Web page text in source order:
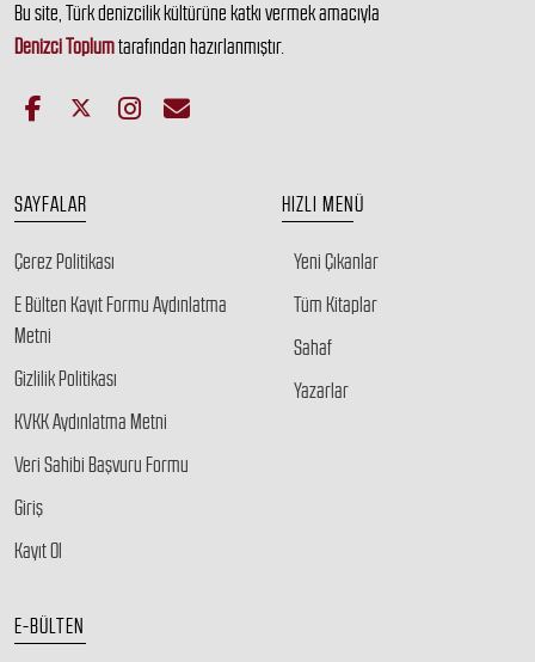
Bu site, Türk denizcilik kültürüne katkı vermek amacıyla
Denizci Toplumtarafından hazırlanmıştır.
SAYFALAR
Çerez Politikası
E Bülten Kayıt Formu Aydınlatma
Metni
Gizlilik Politikası
KVKK Aydınlatma Metni
Veri Sahibi Başvuru Formu
Giriş
Kayıt Ol
HIZLI MENÜ
Yeni Çıkanlar
Tüm Kitaplar
Sahaf
Yazarlar
E-BÜLTEN